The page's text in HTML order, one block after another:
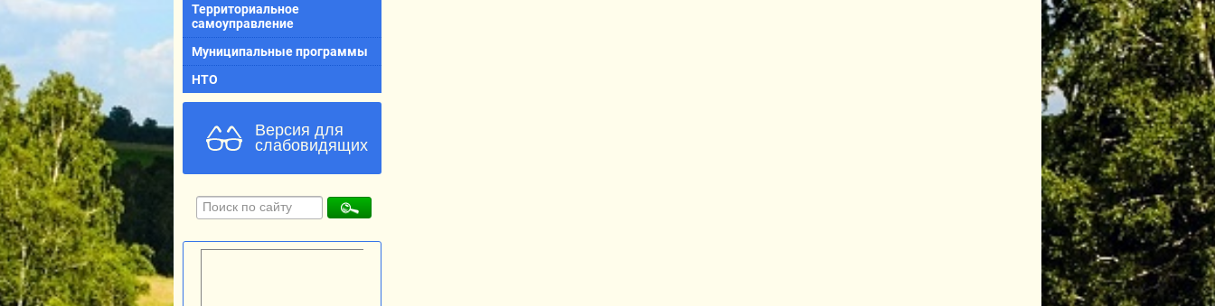
Территориальное
самоуправление
Муниципальные программы
НТО
Версия для
слабовидящих